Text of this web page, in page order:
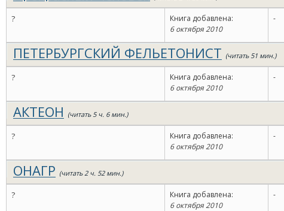
?
Книга добавлена:
6 октября 2010
-
ПЕТЕРБУРГСКИЙ ФЕЛЬЕТОНИСТ (читать 51 мин.)
?
Книга добавлена:
6 октября 2010
-
АКТЕОН (читать 5 ч. 6 мин.)
?
Книга добавлена:
6 октября 2010
-
ОНАГР (читать 2 ч. 52 мин.)
?
Книга добавлена:
6 октября 2010
-